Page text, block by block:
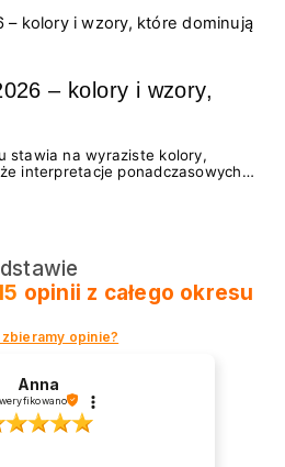
i kolekcjonowanie
przygotowaliśmy coś absolutnie
z wakacje.pl oraz dawkę
– kolory i wzory,
stawia na wyraziste kolory,
interpretacje ponadczasowych
inspirowanych wakacjami, jak
manicure!
opinii z całego okresu
zbieramy opinie?
Anna